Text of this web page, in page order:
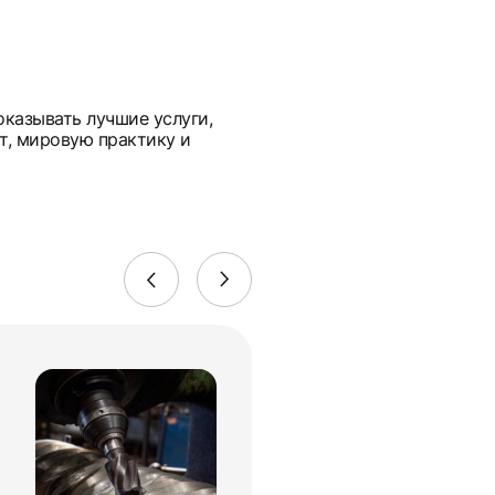
лучшие услуги,
мировую практику и